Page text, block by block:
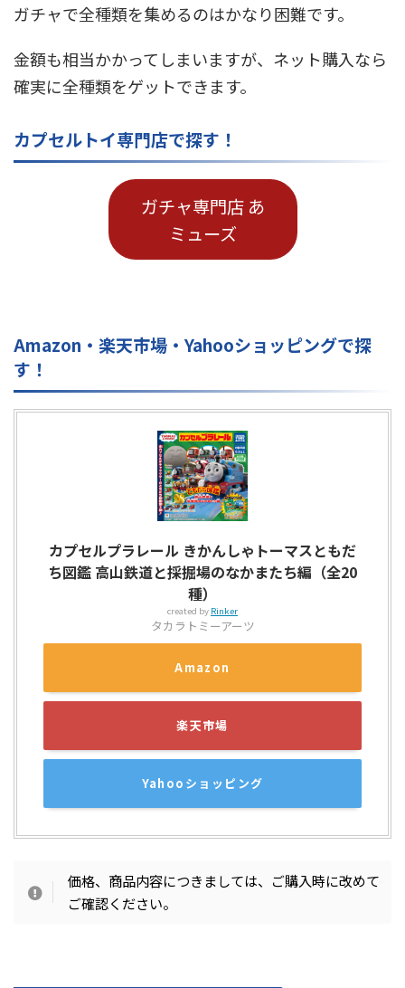
ガチャで全種類を集めるのはかなり困難です。
金額も相当かかってしまいますが、ネット購入なら
確実に全種類をゲットできます。
カプセルトイ専門店で探す！
ガチャ専門店 あ
ミューズ
Amazon・楽天市場・Yahooショッピングで探
す！
カプセルプラレール きかんしゃトーマスともだ
ち図鑑 高山鉄道と採掘場のなかまたち編（全20
種）
created by Rinker
タカラトミーアーツ
Amazon
楽天市場
Yahooショッピング
価格、商品内容につきましては、ご購入時に改めて
ご確認ください。